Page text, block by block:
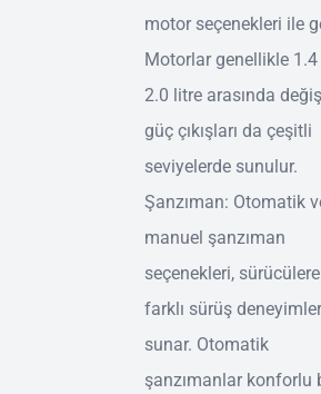
motor seçenekleri ile
Motorlar genellikle
2.0 litre arasında
güç çıkışları da çeşitli
seviyelerde sunulur.
Şanzıman: Otomatik
manuel şanzıman
seçenekleri, sürücülere
farklı sürüş
sunar. Otomatik
şanzımanlar konforlu